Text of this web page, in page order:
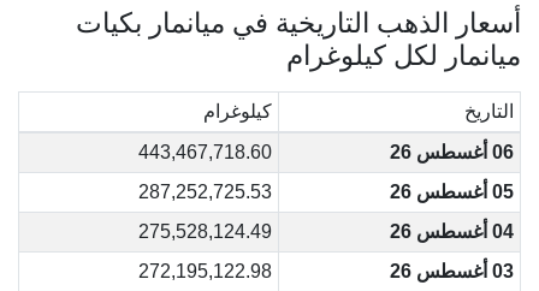
أسعار الذهب التاريخية في ميانمار بكيات
ميانمار لكل كيلوغرام
التاريخ
كيلوغرام
06 أغسطس 26
443,467,718.60
05 أغسطس 26
287,252,725.53
04 أغسطس 26
275,528,124.49
03 أغسطس 26
272,195,122.98